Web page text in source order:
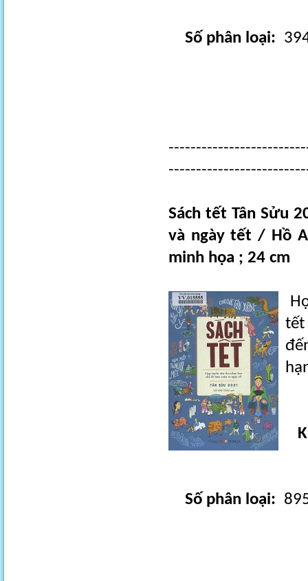
Số phân loại:
Sách tết Tân Sửu
và ngày tết / Hồ
minh họa ; 24 cm
tết
Số phân loại: